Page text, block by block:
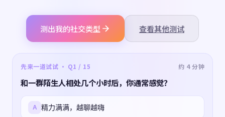
测出我的社交类型 查看其他测试
先来一道试试 · Q1 / 15 约 4 分钟
和一群陌生人相处几个小时后，你通常感觉？
A 精力满满，越聊越嗨